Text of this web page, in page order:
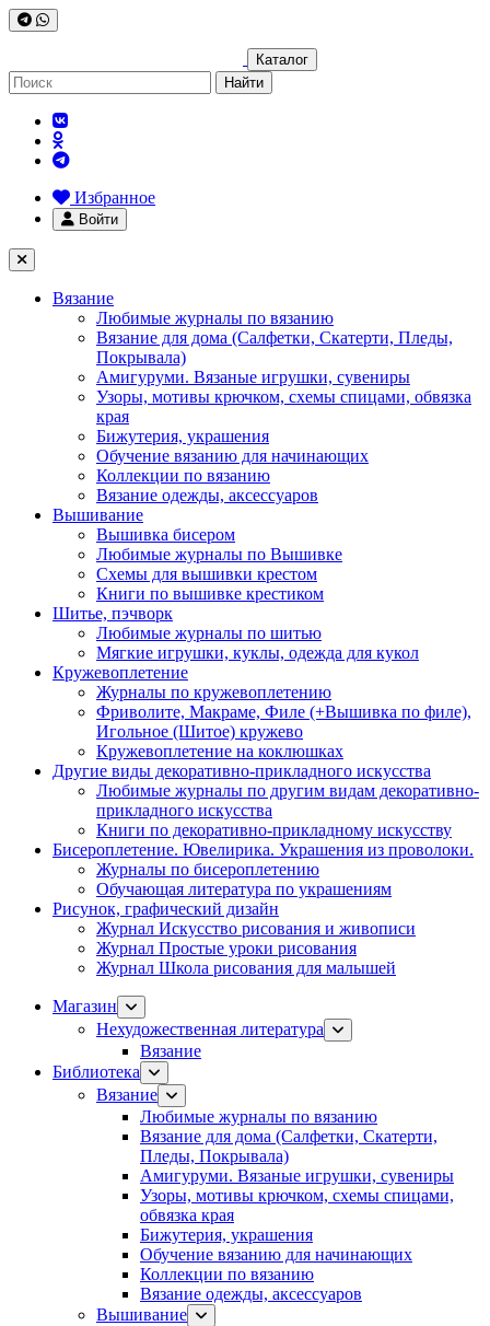
Каталог
Найти
Избранное
Войти
Вязание
Любимые журналы по вязанию
Вязание для дома (Салфетки, Скатерти, Пледы,
Покрывала)
Амигуруми. Вязаные игрушки, сувениры
Узоры, мотивы крючком, схемы спицами, обвязка
края
Бижутерия, украшения
Обучение вязанию для начинающих
Коллекции по вязанию
Вязание одежды, аксессуаров
Вышивание
Вышивка бисером
Любимые журналы по Вышивке
Схемы для вышивки крестом
Книги по вышивке крестиком
Шитье, пэчворк
Любимые журналы по шитью
Мягкие игрушки, куклы, одежда для кукол
Кружевоплетение
Журналы по кружевоплетению
Фриволите, Макраме, Филе (+Вышивка по филе),
Игольное (Шитое) кружево
Кружевоплетение на коклюшках
Другие виды декоративно-прикладного искусства
Любимые журналы по другим видам декоративно-
прикладного искусства
Книги по декоративно-прикладному искусству
Бисероплетение. Ювелирика. Украшения из проволоки.
Журналы по бисероплетению
Обучающая литература по украшениям
Рисунок, графический дизайн
Журнал Искусство рисования и живописи
Журнал Простые уроки рисования
Журнал Школа рисования для малышей
Магазин
Нехудожественная литература
Вязание
Библиотека
Вязание
Любимые журналы по вязанию
Вязание для дома (Салфетки, Скатерти,
Пледы, Покрывала)
Амигуруми. Вязаные игрушки, сувениры
Узоры, мотивы крючком, схемы спицами,
обвязка края
Бижутерия, украшения
Обучение вязанию для начинающих
Коллекции по вязанию
Вязание одежды, аксессуаров
Вышивание